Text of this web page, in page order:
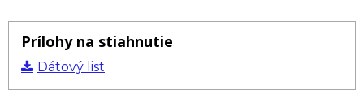
Prílohy na stiahnutie
Dátový list